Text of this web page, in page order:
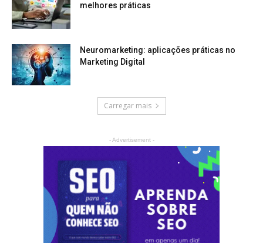
melhores práticas
Neuromarketing: aplicações práticas no
Marketing Digital
Carregar mais
- Advertisement -